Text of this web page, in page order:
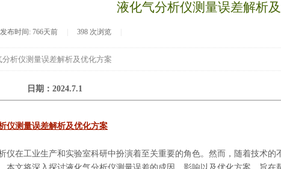
液化气分析仪测量误差解析
发布时间: 766天前 398 次浏览
分析仪测量误差解析及优化方案
日期：2024.7.1
仪测量误差解析及优化方案
仪在工业生产和实验室科研中扮演着至关重要的角色。然而，随着技术